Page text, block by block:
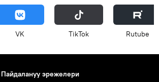
VK ТikТоk Rutube
Пайдалануу эрежелери